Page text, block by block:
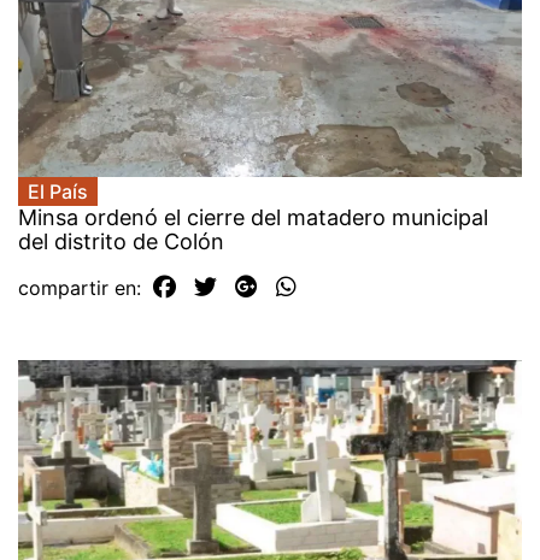
El País
Minsa ordenó el cierre del matadero municipal
del distrito de Colón
compartir en: